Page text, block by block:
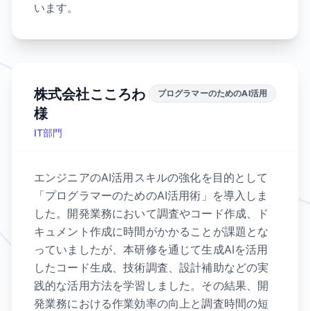
います。
株式会社こころわ
様
IT部門
プログラマーのためのAI活用
エンジニアのAI活用スキルの強化を目的として
「プログラマーのためのAI活用術」を導入しま
した。開発業務において調査やコード作成、ド
キュメント作成に時間がかかることが課題とな
っていましたが、本研修を通じて生成AIを活用
したコード生成、技術調査、設計補助などの実
践的な活用方法を学習しました。その結果、開
発業務における作業効率の向上と調査時間の短